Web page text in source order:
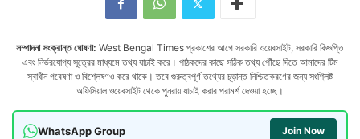
সম্পাদনা সংক্রান্ত ঘোষণা: West Bengal Times প্রকাশের আগে সরকারি ওয়েবসাইট, সরকারি বিজ্ঞপ্তি
এবং নির্ভরযোগ্য সূত্রের মাধ্যমে তথ্য যাচাই করে। পাঠকদের কাছে সঠিক তথ্য পৌঁছে দিতে আমাদের টিম
স্বাধীন গবেষণা ও বিশ্লেষণও করে থাকে। তবে গুরুত্বপূর্ণ তথ্যের চূড়ান্ত নিশ্চিতকরণের জন্য সংশ্লিষ্ট
অফিসিয়াল ওয়েবসাইট থেকে পুনরায় যাচাই করার পরামর্শ দেওয়া হচ্ছে।
WhatsApp Group Join Now